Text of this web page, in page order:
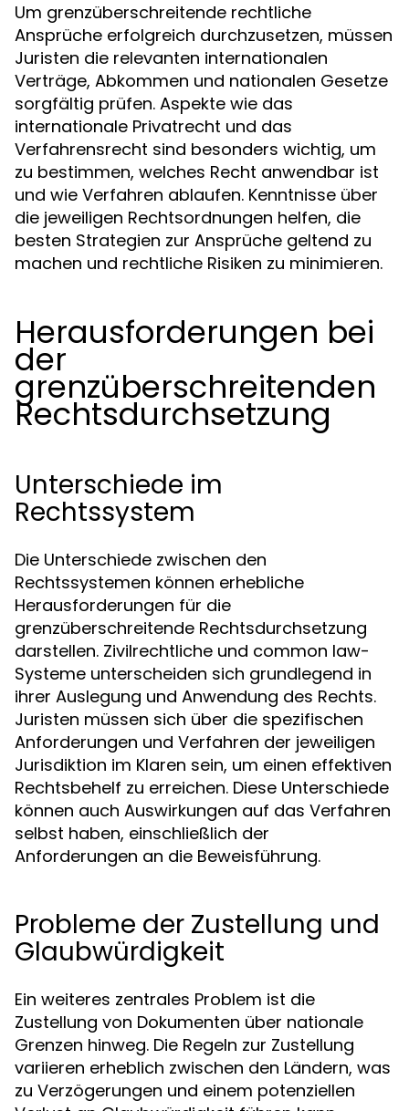
Um grenzüberschreitende rechtliche
Ansprüche erfolgreich durchzusetzen, müssen
Juristen die relevanten internationalen
Verträge, Abkommen und nationalen Gesetze
sorgfältig prüfen. Aspekte wie das
internationale Privatrecht und das
Verfahrensrecht sind besonders wichtig, um
zu bestimmen, welches Recht anwendbar ist
und wie Verfahren ablaufen. Kenntnisse über
die jeweiligen Rechtsordnungen helfen, die
besten Strategien zur Ansprüche geltend zu
machen und rechtliche Risiken zu minimieren.
Herausforderungen bei
der
grenzüberschreitenden
Rechtsdurchsetzung
Unterschiede im
Rechtssystem
Die Unterschiede zwischen den
Rechtssystemen können erhebliche
Herausforderungen für die
grenzüberschreitende Rechtsdurchsetzung
darstellen. Zivilrechtliche und common law-
Systeme unterscheiden sich grundlegend in
ihrer Auslegung und Anwendung des Rechts.
Juristen müssen sich über die spezifischen
Anforderungen und Verfahren der jeweiligen
Jurisdiktion im Klaren sein, um einen effektiven
Rechtsbehelf zu erreichen. Diese Unterschiede
können auch Auswirkungen auf das Verfahren
selbst haben, einschließlich der
Anforderungen an die Beweisführung.
Probleme der Zustellung und
Glaubwürdigkeit
Ein weiteres zentrales Problem ist die
Zustellung von Dokumenten über nationale
Grenzen hinweg. Die Regeln zur Zustellung
variieren erheblich zwischen den Ländern, was
zu Verzögerungen und einem potenziellen